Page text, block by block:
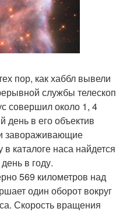
пор, как хаббл вывели
службы телескоп
совершил около 1, 4
в его объектив
завораживающие
каталоге наса найдется
в году.
569 километров над
один оборот вокруг
Скорость вращения